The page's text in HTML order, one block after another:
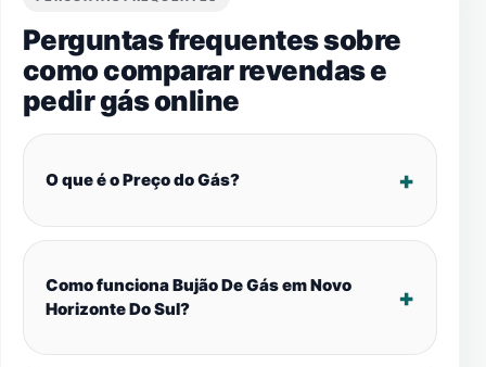
Perguntas frequentes sobre
como comparar revendas e
pedir gás online
O que é o Preço do Gás?
Como funciona Bujão De Gás em Novo
Horizonte Do Sul?